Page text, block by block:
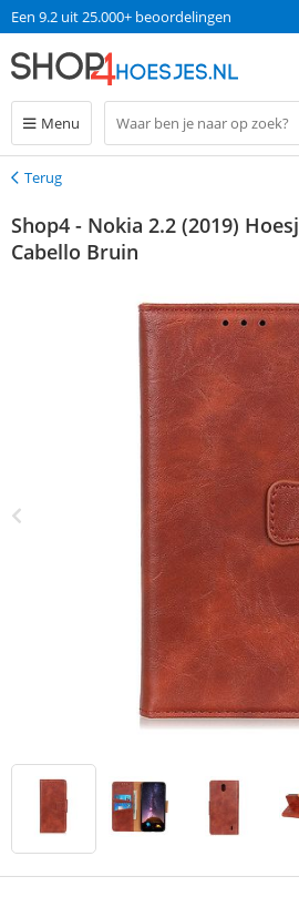
Een 9.2 uit 25.000+ beoordelingen
Menu
Terug
Terug
Shop4 - Nokia 2.2 (2019)
Cabello Bruin